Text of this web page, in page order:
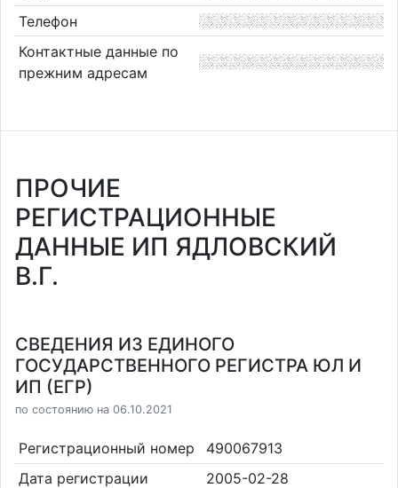
Телефон
Контактные данные по
прежним адресам
ПРОЧИЕ
РЕГИСТРАЦИОННЫЕ
ДАННЫЕ ИП ЯДЛОВСКИЙ
В.Г.
СВЕДЕНИЯ ИЗ ЕДИНОГО
ГОСУДАРСТВЕННОГО РЕГИСТРА ЮЛ И
ИП (ЕГР)
по состоянию на 06.10.2021
Регистрационный номер
490067913
Дата регистрации
2005-02-28